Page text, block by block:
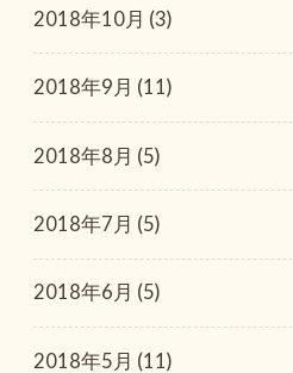
2018年10月 (3)
2018年9月 (11)
2018年8月 (5)
2018年7月 (5)
2018年6月 (5)
2018年5月 (11)